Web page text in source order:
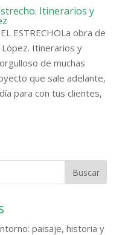
Itinerarios y
ESTRECHOLa obra de
Itinerarios y
de muchas
que sale adelante,
para con tus clientes,
paisaje, historia y